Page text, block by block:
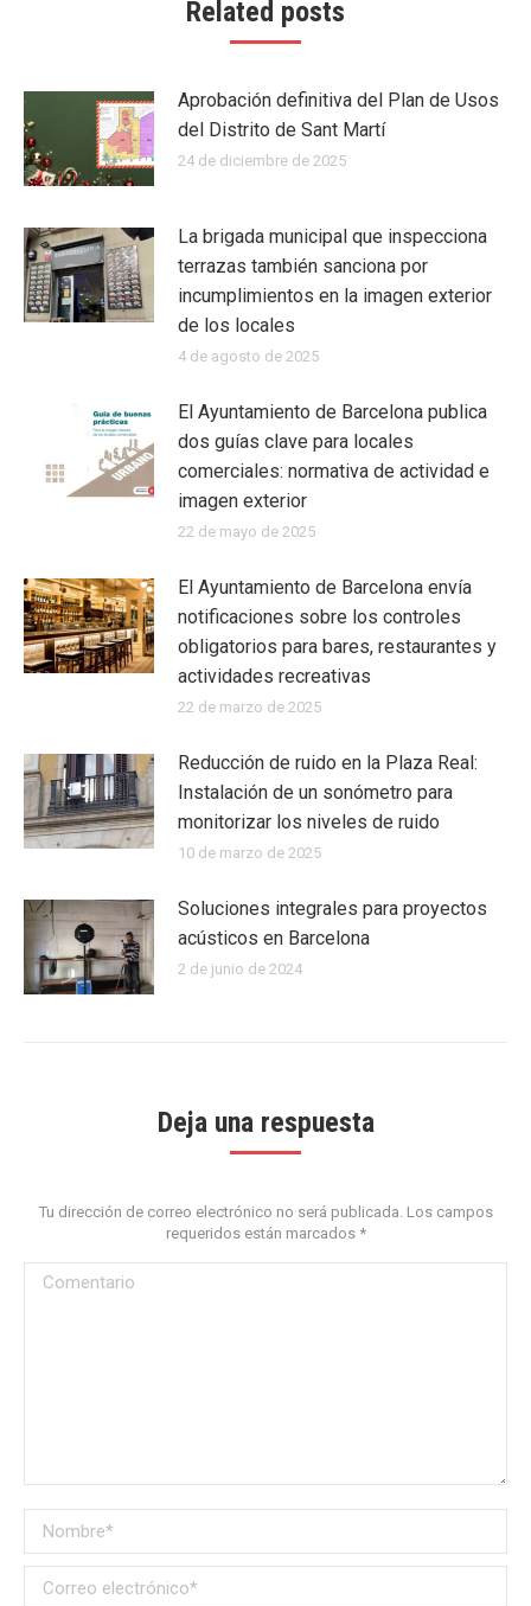
Related posts
Aprobación definitiva del Plan de Usos
del Distrito de Sant Martí
24 de diciembre de 2025
La brigada municipal que inspecciona
terrazas también sanciona por
incumplimientos en la imagen exterior
de los locales
4 de agosto de 2025
El Ayuntamiento de Barcelona publica
dos guías clave para locales
comerciales: normativa de actividad e
imagen exterior
22 de mayo de 2025
El Ayuntamiento de Barcelona envía
notificaciones sobre los controles
obligatorios para bares, restaurantes y
actividades recreativas
22 de marzo de 2025
Reducción de ruido en la Plaza Real:
Instalación de un sonómetro para
monitorizar los niveles de ruido
10 de marzo de 2025
Soluciones integrales para proyectos
acústicos en Barcelona
2 de junio de 2024
Deja una respuesta
Tu dirección de correo electrónico no será publicada. Los campos
requeridos están marcados *
Comentario
Nombre *
Correo electrónico *